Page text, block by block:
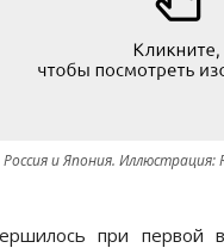
Россия и Япония. Иллюстрация:
при первой